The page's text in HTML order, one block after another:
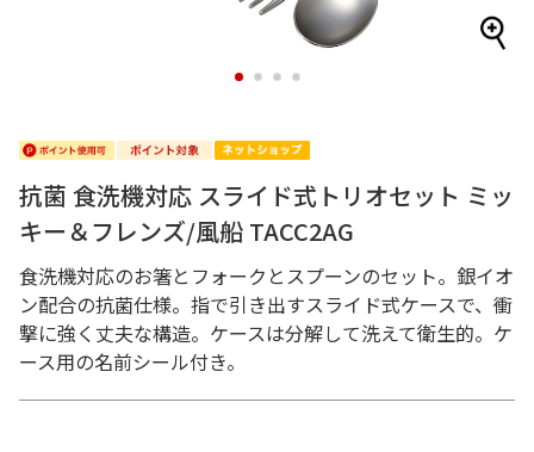
1 2 3 4
抗菌 食洗機対応 スライド式トリオセット ミッ
キー＆フレンズ/風船 TACC2AG
食洗機対応のお箸とフォークとスプーンのセット。銀イオ
ン配合の抗菌仕様。指で引き出すスライド式ケースで、衝
撃に強く丈夫な構造。ケースは分解して洗えて衛生的。ケ
ース用の名前シール付き。